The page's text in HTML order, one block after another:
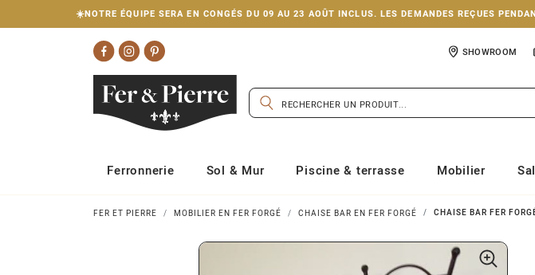
☀️NOTRE ÉQUIPE SERA EN CONGÉS DU 09 AU 23 AOÛT INCLUS. LES DEMANDES REÇUES
SHOWROOM
Ferronnerie Sol & Mur Piscine & terrasse Mobilier
FER ET PIERRE MOBILIER EN FER FORGÉ CHAISE BAR EN FER FORGÉ CHAISE BAR FER